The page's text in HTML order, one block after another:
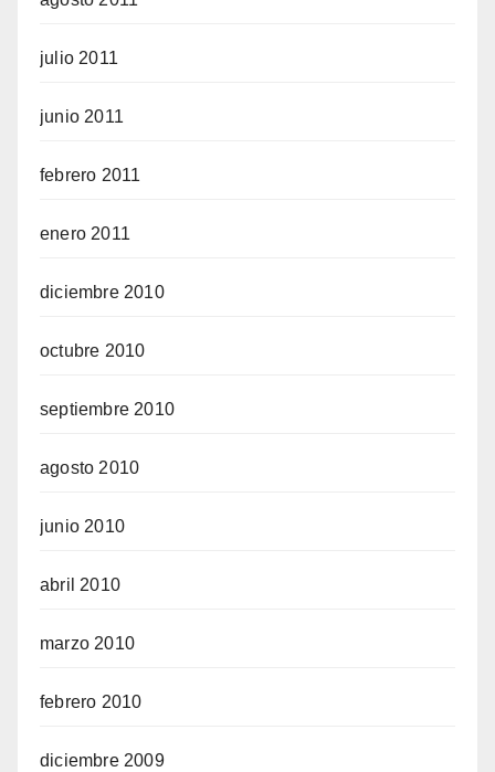
julio 2011
junio 2011
febrero 2011
enero 2011
diciembre 2010
octubre 2010
septiembre 2010
agosto 2010
junio 2010
abril 2010
marzo 2010
febrero 2010
diciembre 2009